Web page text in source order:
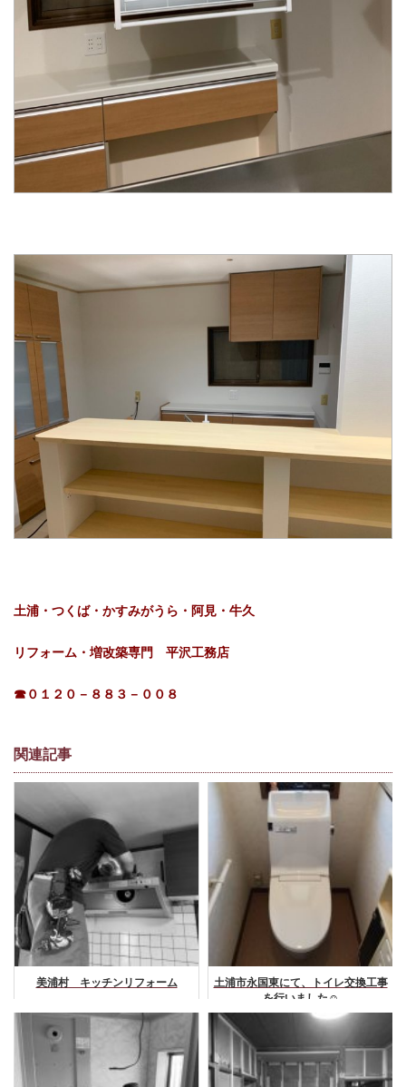
土浦・つくば・かすみがうら・阿見・牛久
リフォーム・増改築専門 平沢工務店
☎０１２０－８８３－００８
関連記事
美浦村 キッチンリフォーム
土浦市永国東にて、トイレ交換工事
を行いました☺